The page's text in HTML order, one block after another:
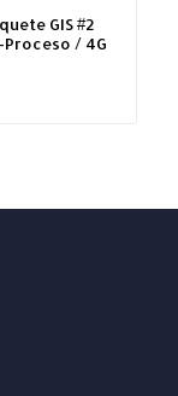
GIS #2
/ 4G